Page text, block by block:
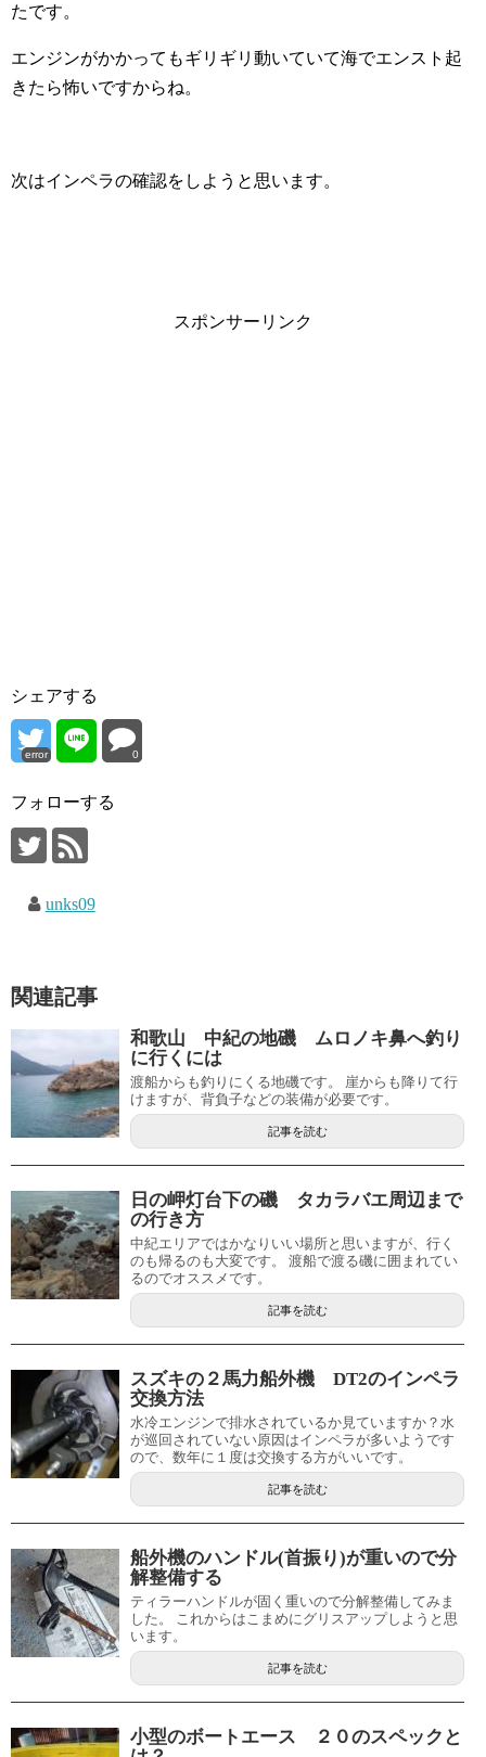
たです。
エンジンがかかってもギリギリ動いていて海でエンスト起
きたら怖いですからね。
次はインペラの確認をしようと思います。
スポンサーリンク
シェアする
error 0
フォローする
unks09
関連記事
和歌山 中紀の地磯 ムロノキ鼻へ釣り
に行くには
渡船からも釣りにくる地磯です。 崖からも降りて行
けますが、背負子などの装備が必要です。
記事を読む
日の岬灯台下の磯 タカラバエ周辺まで
の行き方
中紀エリアではかなりいい場所と思いますが、行く
のも帰るのも大変です。 渡船で渡る磯に囲まれてい
るのでオススメです。
記事を読む
スズキの２馬力船外機 DT2のインペラ
交換方法
水冷エンジンで排水されているか見ていますか？水
が巡回されていない原因はインペラが多いようです
ので、数年に１度は交換する方がいいです。
記事を読む
船外機のハンドル(首振り)が重いので分
解整備する
ティラーハンドルが固く重いので分解整備してみま
した。 これからはこまめにグリスアップしようと思
います。
記事を読む
小型のボートエース ２０のスペックと